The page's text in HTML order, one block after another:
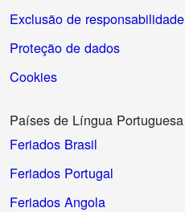
Exclusão de responsabilidade
Proteção de dados
Cookies
Países de Língua Portuguesa
Feriados Brasil
Feriados Portugal
Feriados Angola